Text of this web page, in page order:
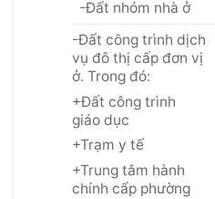
-Đất nhóm nhà ở
-Đất công trình dịch
vụ đô thị cấp đơn vị
ở. Trong đó:
+Đất công trình
giáo dục
+Trạm y tế
+Trung tâm hành
chính cấp phường